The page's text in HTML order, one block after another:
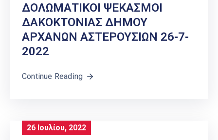
ΔΟΛΩΜΑΤΙΚΟΙ ΨΕΚΑΣΜΟΙ
ΔΑΚΟΚΤΟΝΙΑΣ ΔΗΜΟΥ
ΑΡΧΑΝΩΝ ΑΣΤΕΡΟΥΣΙΩΝ 26-7-
2022
Continue Reading
26 Ιουλίου, 2022